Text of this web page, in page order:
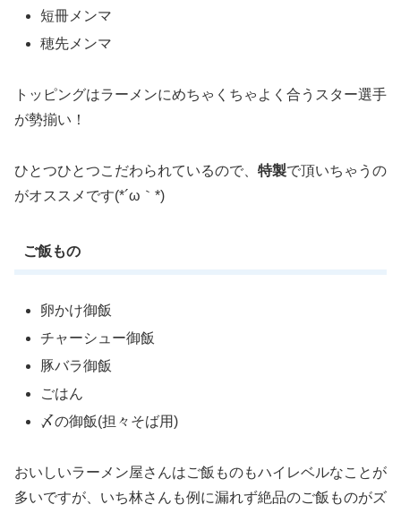
短冊メンマ
穂先メンマ
トッピングはラーメンにめちゃくちゃよく合うスター選手
が勢揃い！
ひとつひとつこだわられているので、 特製で頂いちゃうの
がオススメです(*´ω｀*)
ご飯もの
卵かけ御飯
チャーシュー御飯
豚バラ御飯
ごはん
〆の御飯(担々そば用)
おいしいラーメン屋さんはご飯ものもハイレベルなことが
多いですが、いち林さんも例に漏れず絶品のご飯ものがズ